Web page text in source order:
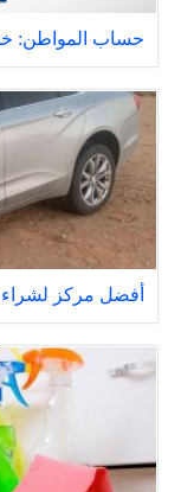
حساب المواطن:
أفضل مركز